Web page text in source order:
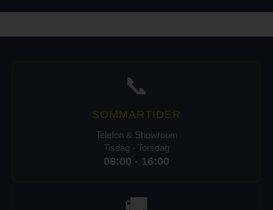
📞
SOMMARTIDER
Telefon & Showroom
Tisdag - Torsdag
08:00 - 16:00